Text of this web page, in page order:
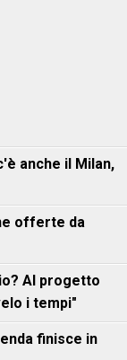
anche il Milan,
offerte da
Al progetto
i tempi"
finisce in